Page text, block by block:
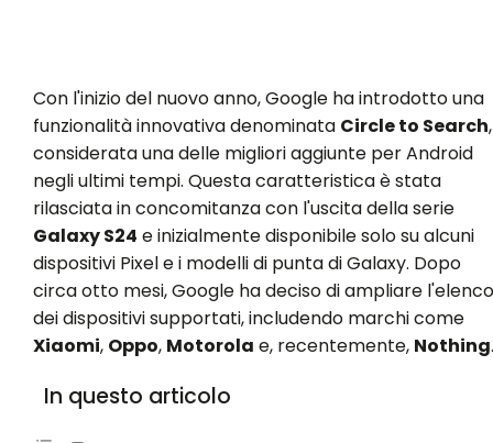
Con l'inizio del nuovo anno, Google ha introdotto una
funzionalità innovativa denominata Circle to Search,
considerata una delle migliori aggiunte per Android
negli ultimi tempi. Questa caratteristica è stata
rilasciata in concomitanza con l'uscita della serie
Galaxy S24 e inizialmente disponibile solo su alcuni
dispositivi Pixel e i modelli di punta di Galaxy. Dopo
circa otto mesi, Google ha deciso di ampliare l'elenco
dei dispositivi supportati, includendo marchi come
Xiaomi, Oppo, Motorola e, recentemente, Nothing.
In questo articolo